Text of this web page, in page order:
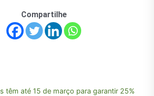
Compartilhe
têm até 15 de março para garantir 25%